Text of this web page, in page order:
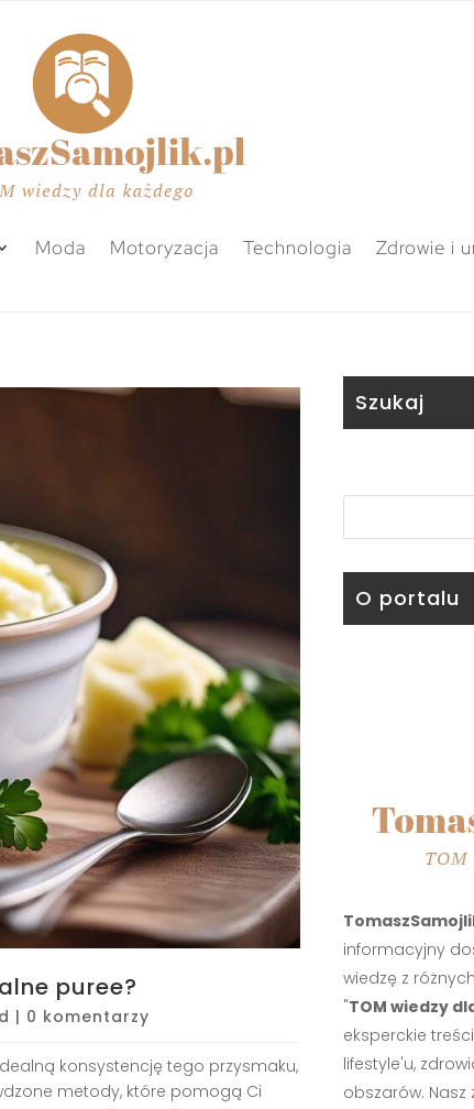
Moda Motoryzacja Technologia Zdrowie i
puree?
| 0 komentarzy
konsystencję tego przysmaku,
metody, które pomogą Ci
Szukaj
O portalu
informacyjny
wiedzę z
"TOM wiedzy
eksperckie
lifestyle'u,
obszarów. Nasz